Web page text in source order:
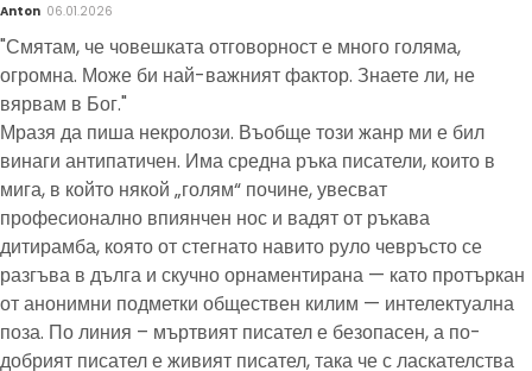
Anton 06.01.2026
"Смятам, че човешката отговорност е много голяма,
огромна. Може би най-важният фактор. Знаете ли, не
вярвам в Бог."
Мразя да пиша некролози. Въобще този жанр ми е бил
винаги антипатичен. Има средна ръка писатели, които в
мига, в който някой „голям“ почине, увесват
професионално впиянчен нос и вадят от ръкава
дитирамба, която от стегнато навито руло чевръсто се
разгъва в дълга и скучно орнаментирана — като протъркан
от анонимни подметки обществен килим — интелектуална
поза. По линия – мъртвият писател е безопасен, а по-
добрият писател е живият писател, така че с ласкателства